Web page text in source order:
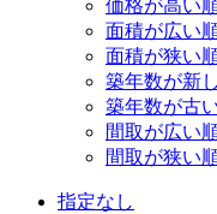
価格が高い
面積が広い
面積が狭い
築年数が新
築年数が古
間取が広い
間取が狭い
指定なし